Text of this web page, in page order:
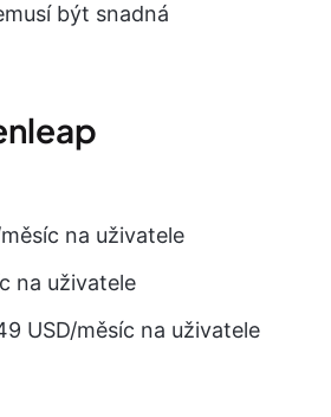
být snadná
na uživatele
na uživatele
USD/měsíc na uživatele